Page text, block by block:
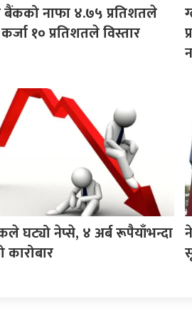
बैंकको नाफा ४.७५ प्रतिशतले
१० प्रतिशतले विस्तार
घट्यो नेप्से, ४ अर्ब रूपैयाँभन्दा
कारोबार